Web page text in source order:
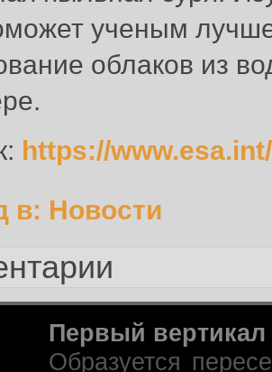
ученым
облаков из
https://
в: Новости
Первый вертикал
Образуется